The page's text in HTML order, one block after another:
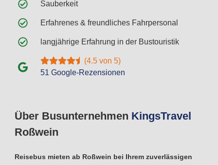
Über Busunternehmen KingsTravel
Roßwein
Reisebus mieten ab Roßwein bei Ihrem zuverlässigen
Sauberkeit
Erfahrenes & freundliches Fahrpersonal
langjährige Erfahrung in der Bustouristik
(4.5 von 5)
51 Google-Rezensionen